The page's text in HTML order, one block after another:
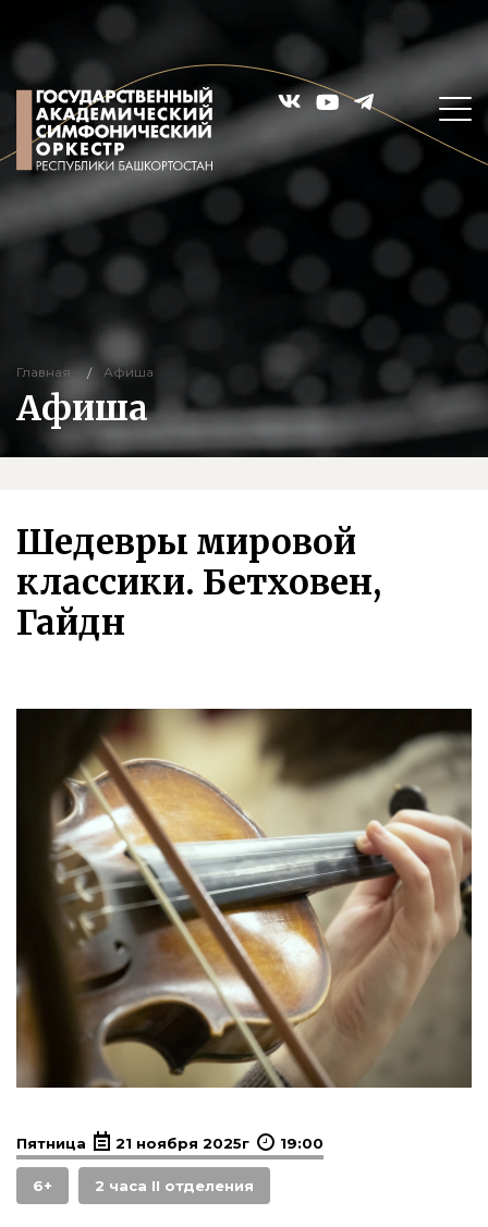
Главная Афиша
Афиша
Шедевры мировой
классики. Бетховен,
Гайдн
Пятница 21 ноября 2025г 19:00
6+ 2 часа II отделения